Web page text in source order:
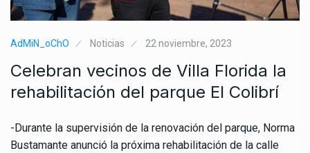
AdMiN_oChO Noticias 22 noviembre, 2023
Celebran vecinos de Villa Florida la
rehabilitación del parque El Colibrí
-Durante la supervisión de la renovación del parque, Norma
Bustamante anunció la próxima rehabilitación de la calle